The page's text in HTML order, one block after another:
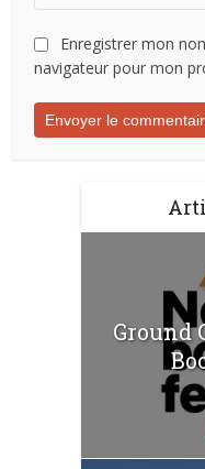
Enregistrer mon
navigateur pour mon
Ground